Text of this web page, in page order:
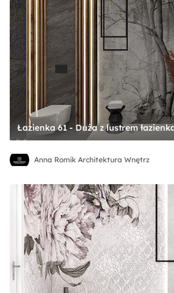
Anna Romik Architektura Wnętrz